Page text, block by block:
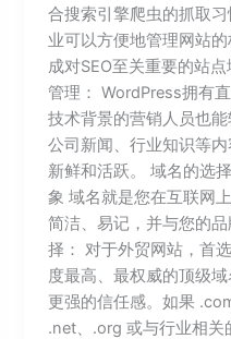
合搜索引擎爬虫的抓取
业可以方便地管理网站
成对SEO至关重要的站
管理： WordPress拥有
技术背景的营销人员也能
公司新闻、行业知识等
新鲜和活跃。 域名的选
象 域名就是您在互联网
简洁、易记，并与您的
择： 对于外贸网站，首
度最高、最权威的顶级
更强的信任感。如果
.net、.org 或与行业相关